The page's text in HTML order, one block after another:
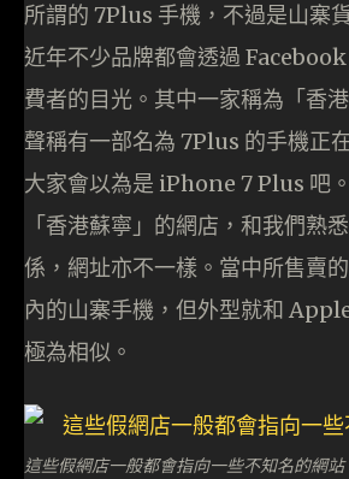
所謂的 7Plus 手機，不過是山寨
近年不少品牌都會透過
費者的目光。其中一家稱為「香
聲稱有一部名為 7Plus 的手機正
大家會以為是 iPhone 7 Plus 吧
「香港蘇寧」的網店，和我們熟
係，網址亦不一樣。當中所售賣
內的山寨手機，但外型就和
極為相似。
這些假網店一般都會指向一些不知名的網站